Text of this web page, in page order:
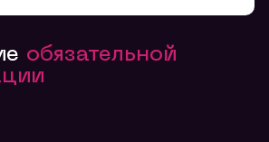
обязательной